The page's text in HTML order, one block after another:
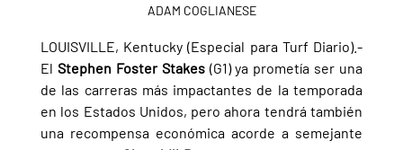
ADAM COGLIANESE
LOUISVILLE, Kentucky (Especial para Turf Diario).-
El Stephen Foster Stakes (G1) ya prometía ser una
de las carreras más impactantes de la temporada
en los Estados Unidos, pero ahora tendrá también
una recompensa económica acorde a semejante